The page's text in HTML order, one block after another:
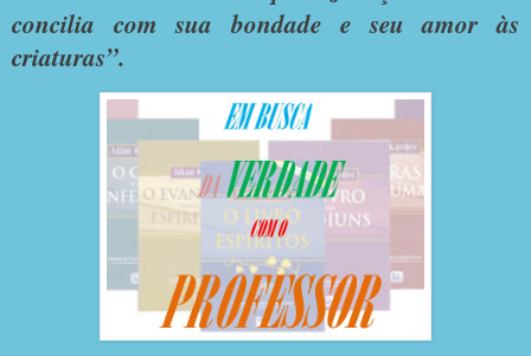
concilia com sua bondade e seu amor às
criaturas”.